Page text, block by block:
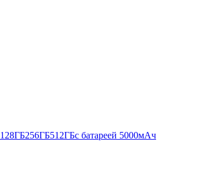
128ГБ256ГБ512ГБс батареей 5000мАч